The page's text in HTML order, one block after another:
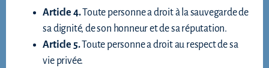
Article 4.Toute personne a droit à la sauvegarde de
sa dignité, de son honneur et de sa réputation.
Article 5.Toute personne a droit au respect de sa
vie privée.